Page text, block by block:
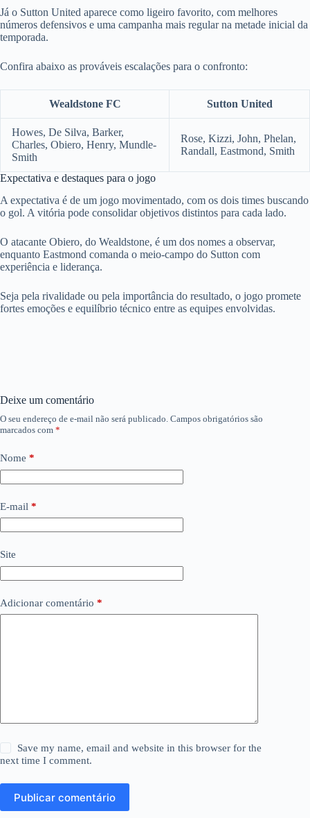
Já o Sutton United aparece como ligeiro favorito, com melhores
números defensivos e uma campanha mais regular na metade inicial da
temporada.
Confira abaixo as prováveis escalações para o confronto:
Wealdstone FC Sutton United
Howes, De Silva, Barker,
Charles, Obiero, Henry, Mundle-
Smith
Rose, Kizzi, John, Phelan,
Randall, Eastmond, Smith
Expectativa e destaques para o jogo
A expectativa é de um jogo movimentado, com os dois times buscando
o gol. A vitória pode consolidar objetivos distintos para cada lado.
O atacante Obiero, do Wealdstone, é um dos nomes a observar,
enquanto Eastmond comanda o meio-campo do Sutton com
experiência e liderança.
Seja pela rivalidade ou pela importância do resultado, o jogo promete
fortes emoções e equilíbrio técnico entre as equipes envolvidas.
Deixe um comentário
O seu endereço de e-mail não será publicado. Campos obrigatórios são
marcados com *
Nome *
E-mail *
Site
Adicionar comentário *
Save my name, email and website in this browser for the
next time I comment.
Publicar comentário